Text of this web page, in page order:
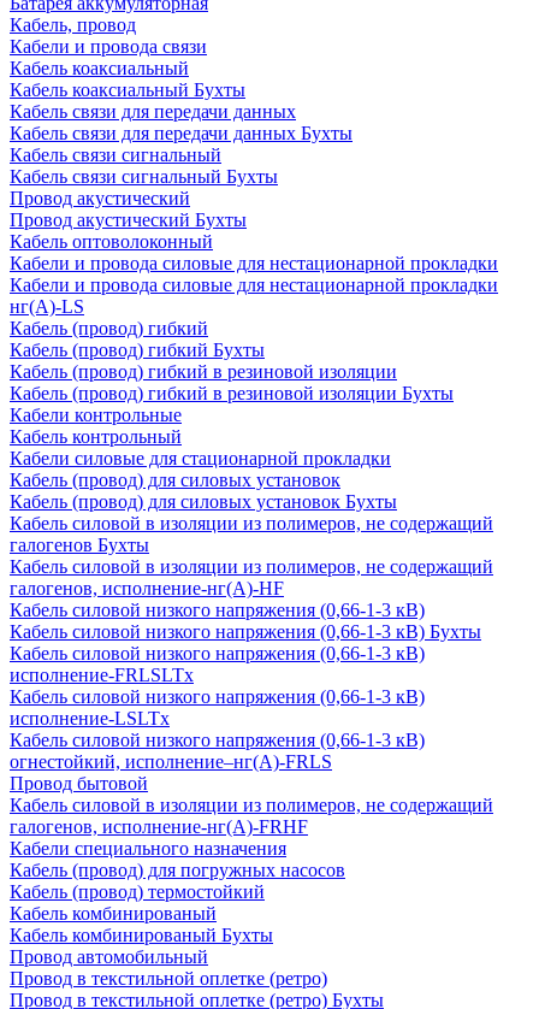
Кабель, провод
Кабели и провода связи
Кабель коаксиальный
Кабель коаксиальный Бухты
Кабель связи для передачи данных
Кабель связи для передачи данных Бухты
Кабель связи сигнальный
Кабель связи сигнальный Бухты
Провод акустический
Провод акустический Бухты
Кабель оптоволоконный
Кабели и провода силовые для нестационарной прокладки
Кабели и провода силовые для нестационарной прокладки
нг(А)-LS
Кабель (провод) гибкий
Кабель (провод) гибкий Бухты
Кабель (провод) гибкий в резиновой изоляции
Кабель (провод) гибкий в резиновой изоляции Бухты
Кабели контрольные
Кабель контрольный
Кабели силовые для стационарной прокладки
Кабель (провод) для силовых установок
Кабель (провод) для силовых установок Бухты
Кабель силовой в изоляции из полимеров, не содержащий
галогенов Бухты
Кабель силовой в изоляции из полимеров, не содержащий
галогенов, исполнение-нг(А)-HF
Кабель силовой низкого напряжения (0,66-1-3 кВ)
Кабель силовой низкого напряжения (0,66-1-3 кВ) Бухты
Кабель силовой низкого напряжения (0,66-1-3 кВ)
исполнение-FRLSLTx
Кабель силовой низкого напряжения (0,66-1-3 кВ)
исполнение-LSLTx
Кабель силовой низкого напряжения (0,66-1-3 кВ)
огнестойкий, исполнение–нг(А)-FRLS
Провод бытовой
Кабель силовой в изоляции из полимеров, не содержащий
галогенов, исполнение-нг(А)-FRHF
Кабели специального назначения
Кабель (провод) для погружных насосов
Кабель (провод) термостойкий
Кабель комбинированый
Кабель комбинированый Бухты
Провод автомобильный
Провод в текстильной оплетке (ретро)
Провод в текстильной оплетке (ретро) Бухты